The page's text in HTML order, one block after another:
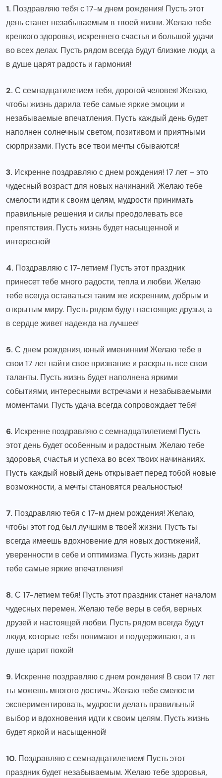
1. Поздравляю тебя с 17-м днем рождения! Пусть этот
день станет незабываемым в твоей жизни. Желаю тебе
крепкого здоровья, искреннего счастья и большой удачи
во всех делах. Пусть рядом всегда будут близкие люди, а
в душе царят радость и гармония!
2. С семнадцатилетием тебя, дорогой человек! Желаю,
чтобы жизнь дарила тебе самые яркие эмоции и
незабываемые впечатления. Пусть каждый день будет
наполнен солнечным светом, позитивом и приятными
сюрпризами. Пусть все твои мечты сбываются!
3. Искренне поздравляю с днем рождения! 17 лет – это
чудесный возраст для новых начинаний. Желаю тебе
смелости идти к своим целям, мудрости принимать
правильные решения и силы преодолевать все
препятствия. Пусть жизнь будет насыщенной и
интересной!
4. Поздравляю с 17-летием! Пусть этот праздник
принесет тебе много радости, тепла и любви. Желаю
тебе всегда оставаться таким же искренним, добрым и
открытым миру. Пусть рядом будут настоящие друзья, а
в сердце живет надежда на лучшее!
5. С днем рождения, юный именинник! Желаю тебе в
свои 17 лет найти свое призвание и раскрыть все свои
таланты. Пусть жизнь будет наполнена яркими
событиями, интересными встречами и незабываемыми
моментами. Пусть удача всегда сопровождает тебя!
6. Искренне поздравляю с семнадцатилетием! Пусть
этот день будет особенным и радостным. Желаю тебе
здоровья, счастья и успеха во всех твоих начинаниях.
Пусть каждый новый день открывает перед тобой новые
возможности, а мечты становятся реальностью!
7. Поздравляю тебя с 17-м днем рождения! Желаю,
чтобы этот год был лучшим в твоей жизни. Пусть ты
всегда имеешь вдохновение для новых достижений,
уверенности в себе и оптимизма. Пусть жизнь дарит
тебе самые яркие впечатления!
8. С 17-летием тебя! Пусть этот праздник станет началом
чудесных перемен. Желаю тебе веры в себя, верных
друзей и настоящей любви. Пусть рядом всегда будут
люди, которые тебя понимают и поддерживают, а в
душе царит покой!
9. Искренне поздравляю с днем рождения! В свои 17 лет
ты можешь многого достичь. Желаю тебе смелости
экспериментировать, мудрости делать правильный
выбор и вдохновения идти к своим целям. Пусть жизнь
будет яркой и насыщенной!
10. Поздравляю с семнадцатилетием! Пусть этот
праздник будет незабываемым. Желаю тебе здоровья,